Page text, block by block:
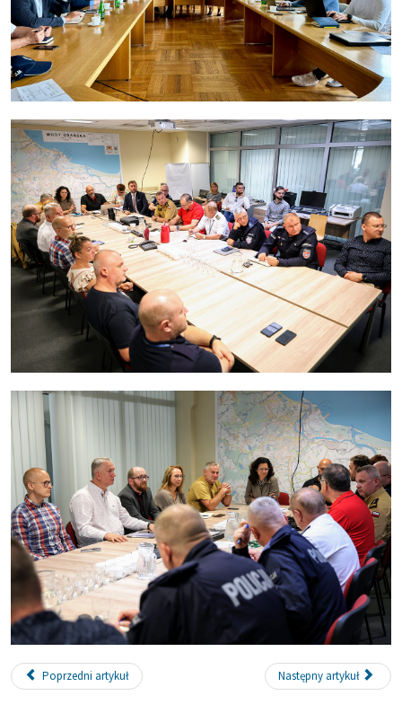
Poprzedni artykuł Następny artykuł